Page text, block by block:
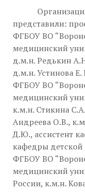
представили:
ФГБОУ ВО
медицинский
д.м.н. Редькин
д.м.н. Устинова
ФГБОУ ВО
медицинский
к.м.н. Стикина
Андреева О.В.,
Д.Ю., ассистент
кафедры детской
ФГБОУ ВО
медицинский
России, к.м.н.